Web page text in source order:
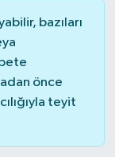
bazıları
önce
teyit